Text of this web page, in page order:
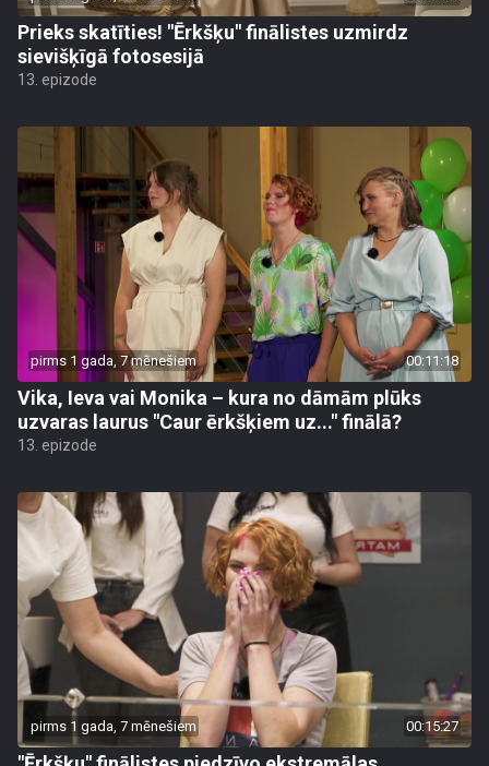
Prieks skatīties! "Ērkšķu" finālistes uzmirdz
sievišķīgā fotosesijā
13. epizode
pirms 1 gada, 7 mēnešiem 00:11:18
Vika, Ieva vai Monika – kura no dāmām plūks
uzvaras laurus "Caur ērkšķiem uz..." finālā?
13. epizode
pirms 1 gada, 7 mēnešiem 00:15:27